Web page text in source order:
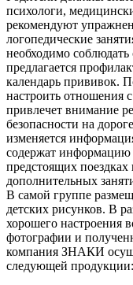
психологи,
рекомендуют
логопедические
необходимо
предлагается
календарь прививок.
настроить отношения
привлечет внимание
безопасности на
изменяется
содержат информацию
предстоящих
дополнительных
В самой группе
детских рисунков. В
хорошего настроения
фотографии и
компания ЗНАКИ
следующей продукции: